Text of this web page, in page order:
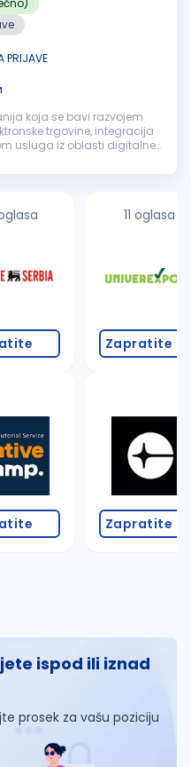
PRIJAVE
koja se bavi razvojem
trgovine, integracija
usluga iz oblasti digitalne
11 oglasa
Zapratite
Zapratite
ispod ili iznad
prosek za vašu poziciju